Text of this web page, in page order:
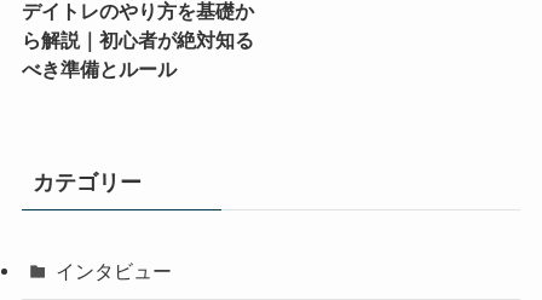
デイトレのやり方を基礎か
ら解説｜初心者が絶対知る
べき準備とルール
カテゴリー
インタビュー